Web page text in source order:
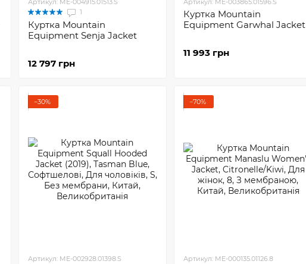
Артикул: ME-004915.01513.S
1
Куртка Mountain
Equipment Senja Jacket
12 797 грн
Артикул: ME-003865.01596.S
Куртка Mountain
Equipment Garwhal Jacket
11 993 грн
−30%
Артикул: ME-002928.01398.S
−70%
Артикул: ME-000135.01126.8